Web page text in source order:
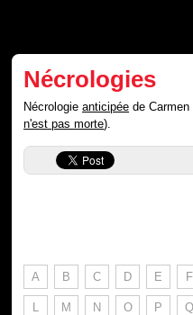
Nécrologies
Nécrologieanticipée de
n'est pas morte).
A B C D E F
L M N O P Q